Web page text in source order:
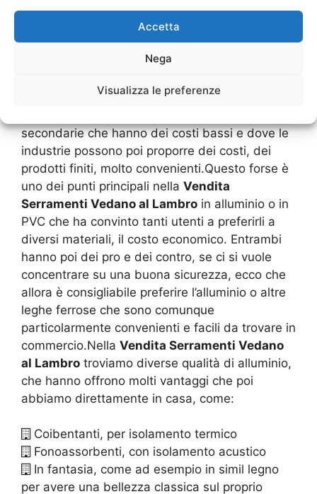
Accetta
Nega
Visualizza le preferenze
nuove forme dei serramenti.Oggi è molto usato
l’alluminio e il PVC, curiosi di capire come mai?
Entrambi sono dei materiali che sono
totalmente riciclabili, quindi ecosostenibili. Si
vengono gettati nelle discariche e questo li fa
secondarie che hanno dei costi bassi e dove le
industrie possono poi proporre dei costi, dei
prodotti finiti, molto convenienti.Questo forse è
uno dei punti principali nella Vendita
Serramenti Vedano al Lambro in alluminio o in
PVC che ha convinto tanti utenti a preferirli a
diversi materiali, il costo economico. Entrambi
hanno poi dei pro e dei contro, se ci si vuole
concentrare su una buona sicurezza, ecco che
allora è consigliabile preferire l’alluminio o altre
leghe ferrose che sono comunque
particolarmente convenienti e facili da trovare in
commercio.Nella Vendita Serramenti Vedano
al Lambro troviamo diverse qualità di alluminio,
che hanno offrono molti vantaggi che poi
abbiamo direttamente in casa, come:
Coibentanti, per isolamento termico
Fonoassorbenti, con isolamento acustico
In fantasia, come ad esempio in simil legno
per avere una bellezza classica sul proprio